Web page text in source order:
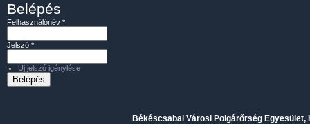
Belépés
Felhasználónév *
Jelszó *
Új jelszó igénylése
Békéscsabai Városi Polgárőrség Egyesület,